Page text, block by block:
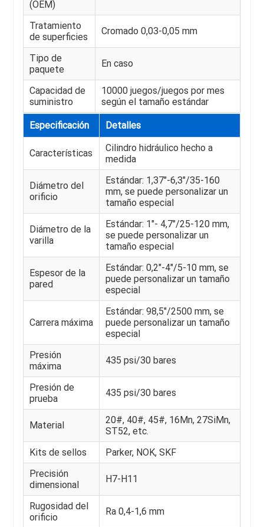
(OEM)
Tratamiento
de superficies
Cromado 0,03-0,05 mm
Tipo de
paquete
En caso
Capacidad de
suministro
10000 juegos/juegos por mes
según el tamaño estándar
Especificación Detalles
Características
Cilindro hidráulico hecho a
medida
Diámetro del
orificio
Estándar: 1,37"-6,3"/35-160
mm, se puede personalizar un
tamaño especial
Diámetro de la
varilla
Estándar: 1"- 4,7"/25-120 mm,
se puede personalizar un
tamaño especial
Espesor de la
pared
Estándar: 0,2"-4"/5-10 mm, se
puede personalizar un tamaño
especial
Carrera máxima
Estándar: 98,5"/2500 mm, se
puede personalizar un tamaño
especial
Presión
máxima
435 psi/30 bares
Presión de
prueba
435 psi/30 bares
Material
20#, 40#, 45#, 16Mn, 27SiMn,
ST52, etc.
Kits de sellos
Parker, NOK, SKF
Precisión
dimensional
H7-H11
Rugosidad del
orificio
Ra 0,4-1,6 mm